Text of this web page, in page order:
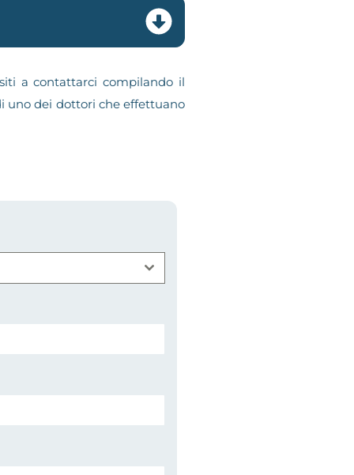
a contattarci compilando il
uno dei dottori che effettuano